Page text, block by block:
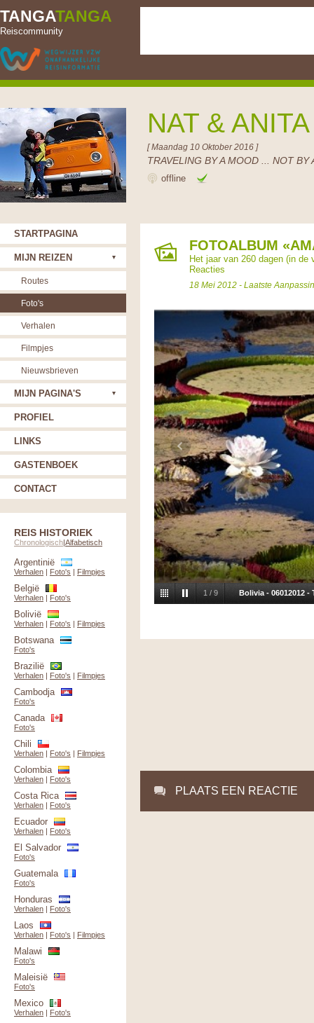
TANGATANGA
Reiscommunity
NAT &
[ Maandag 10 Oktober 2016 ]
TRAVELING BY A MOOD ... NOT BY
offline
FOTOALBUM
Het jaar van 260 dagen (in
Reacties
18 Mei 2012 - Laatste
1 / 9 Bolivia - 06012012 -
PLAATS EEN REACTIE
STARTPAGINA
MIJN REIZEN
Routes
Foto's
Verhalen
Filmpjes
Nieuwsbrieven
MIJN PAGINA'S
PROFIEL
LINKS
GASTENBOEK
CONTACT
REIS HISTORIEK
Chronologisch|Alfabetisch
Argentinië
Verhalen | Foto's | Filmpjes
België
Verhalen | Foto's
Bolivië
Verhalen | Foto's | Filmpjes
Botswana
Foto's
Brazilië
Verhalen | Foto's | Filmpjes
Cambodja
Foto's
Canada
Foto's
Chili
Verhalen | Foto's | Filmpjes
Colombia
Verhalen | Foto's
Costa Rica
Verhalen | Foto's
Ecuador
Verhalen | Foto's
El Salvador
Foto's
Guatemala
Foto's
Honduras
Verhalen | Foto's
Laos
Verhalen | Foto's | Filmpjes
Malawi
Foto's
Maleisië
Foto's
Mexico
Verhalen | Foto's